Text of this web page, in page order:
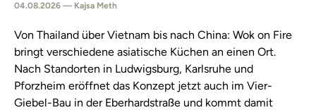
04.08.2026 — Kajsa Meth
Von Thailand über Vietnam bis nach China: Wok on Fire
bringt verschiedene asiatische Küchen an einen Ort.
Nach Standorten in Ludwigsburg, Karlsruhe und
Pforzheim eröffnet das Konzept jetzt auch im Vier-
Giebel-Bau in der Eberhardstraße und kommt damit